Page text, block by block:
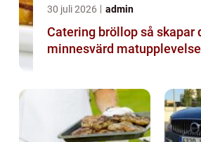
30 juli 2026 admin
Catering bröllop så skapar du en
minnesvärd matupplevelse